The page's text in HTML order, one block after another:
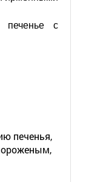
печенье с
печенья,